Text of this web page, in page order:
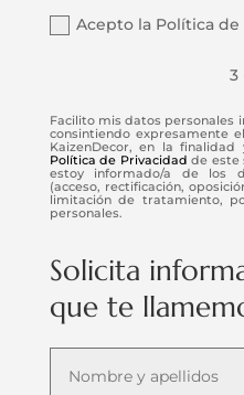
Acepto la Política
3
Facilito mis datos personales
consintiendo expresamente
KaizenDecor, en la
Política de Privacidad de este
estoy informado/a de los
(acceso, rectificación,
limitación de tratamiento,
personales.
Solicita
que te